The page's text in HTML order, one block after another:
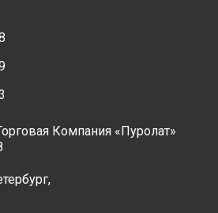
Компания «Пуролат»